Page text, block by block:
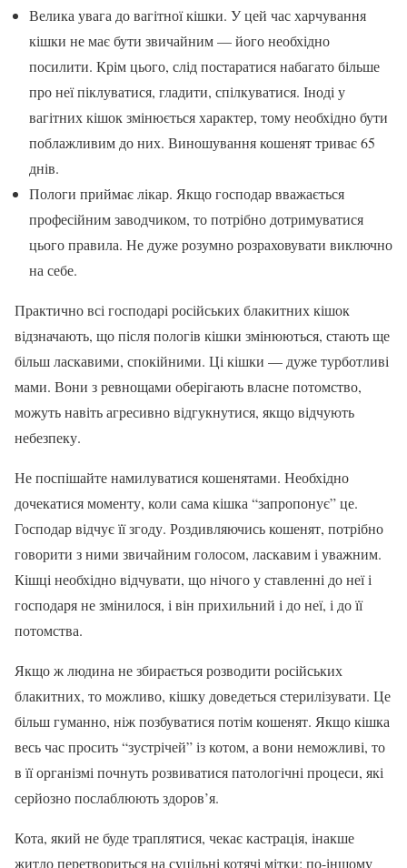
Велика увага до вагітної кішки. У цей час харчування
кішки не має бути звичайним — його необхідно
посилити. Крім цього, слід постаратися набагато більше
про неї піклуватися, гладити, спілкуватися. Іноді у
вагітних кішок змінюється характер, тому необхідно бути
поблажливим до них. Виношування кошенят триває 65
днів.
Пологи приймає лікар. Якщо господар вважається
професійним заводчиком, то потрібно дотримуватися
цього правила. Не дуже розумно розраховувати виключно
на себе.
Практично всі господарі російських блакитних кішок
відзначають, що після пологів кішки змінюються, стають ще
більш ласкавими, спокійними. Ці кішки — дуже турботливі
мами. Вони з ревнощами оберігають власне потомство,
можуть навіть агресивно відгукнутися, якщо відчують
небезпеку.
Не поспішайте намилуватися кошенятами. Необхідно
дочекатися моменту, коли сама кішка “запропонує” це.
Господар відчує її згоду. Роздивляючись кошенят, потрібно
говорити з ними звичайним голосом, ласкавим і уважним.
Кішці необхідно відчувати, що нічого у ставленні до неї і
господаря не змінилося, і він прихильний і до неї, і до її
потомства.
Якщо ж людина не збирається розводити російських
блакитних, то можливо, кішку доведеться стерилізувати. Це
більш гуманно, ніж позбуватися потім кошенят. Якщо кішка
весь час просить “зустрічей” із котом, а вони неможливі, то
в її організмі почнуть розвиватися патологічні процеси, які
серйозно послаблюють здоров’я.
Кота, який не буде траплятися, чекає кастрація, інакше
житло перетвориться на суцільні котячі мітки: по-іншому